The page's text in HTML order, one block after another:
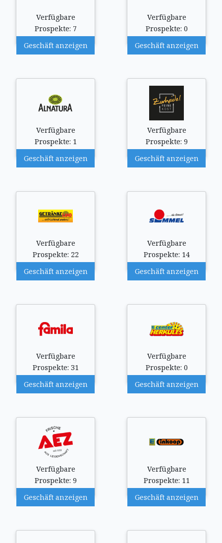
Verfügbare
Prospekte: 7
Geschäft anzeigen
Verfügbare
Prospekte: 0
Geschäft anzeigen
Verfügbare
Prospekte: 1
Geschäft anzeigen
Verfügbare
Prospekte: 9
Geschäft anzeigen
Verfügbare
Prospekte: 22
Geschäft anzeigen
Verfügbare
Prospekte: 14
Geschäft anzeigen
Verfügbare
Prospekte: 31
Geschäft anzeigen
Verfügbare
Prospekte: 0
Geschäft anzeigen
Verfügbare
Prospekte: 9
Geschäft anzeigen
Verfügbare
Prospekte: 11
Geschäft anzeigen